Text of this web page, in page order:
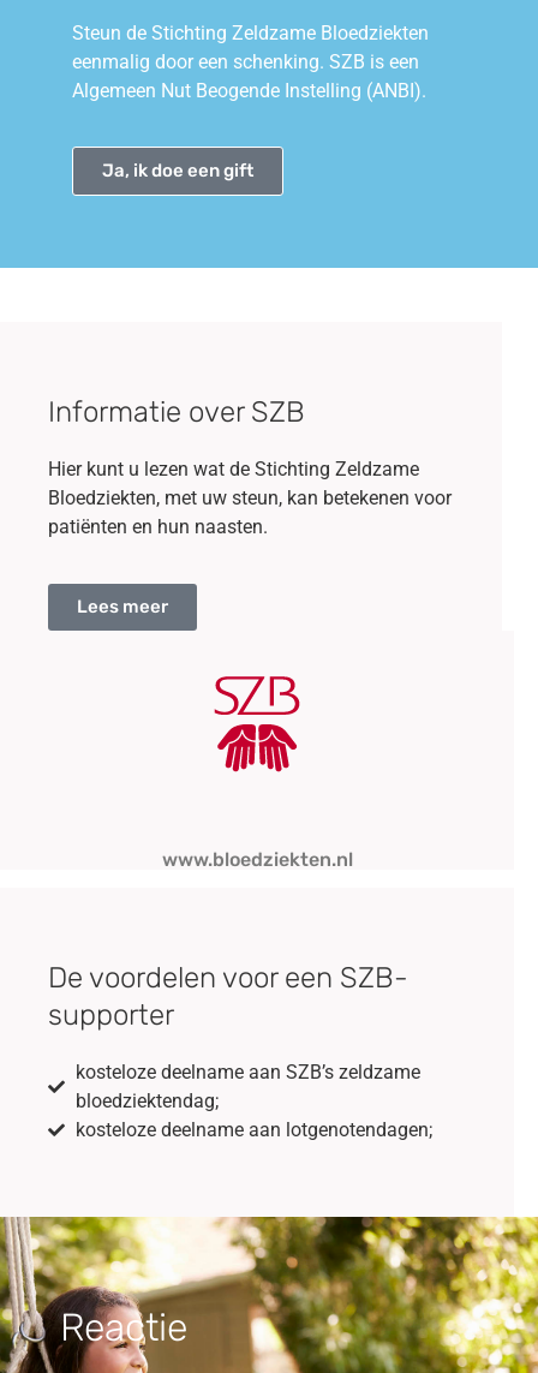
Steun de Stichting Zeldzame Bloedziekten
eenmalig door een schenking. SZB is een
Algemeen Nut Beogende Instelling (ANBI).
Ja, ik doe een gift
De voordelen voor een SZB-
supporter
kosteloze deelname aan SZB’s zeldzame
bloedziektendag;
kosteloze deelname aan lotgenotendagen;
www.bloedziekten.nl
Informatie over SZB
Hier kunt u lezen wat de Stichting Zeldzame
Bloedziekten, met uw steun, kan betekenen voor
patiënten en hun naasten.
Lees meer
Reactie